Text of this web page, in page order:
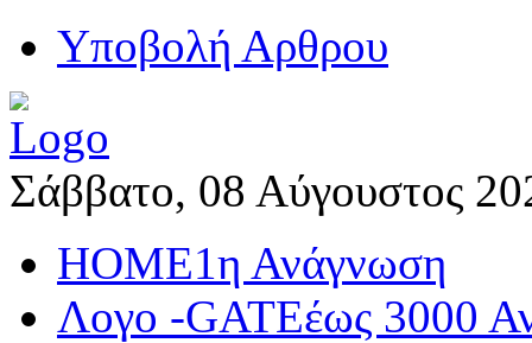
Yποβολή Αρθρου
Σάββατο, 08 Αύγουστος
HOME1η Ανάγνωση
Λογο -GATEέως 3000